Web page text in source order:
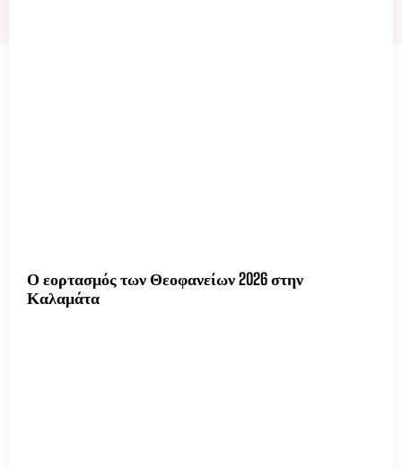
Ο εορτασμός των Θεοφανείων 2026 στην
Καλαμάτα